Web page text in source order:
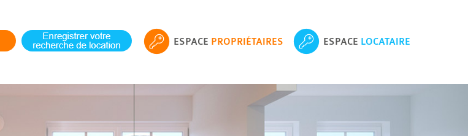
ESPACE PROPRIÉTAIRES ESPACE LOCATAIRE